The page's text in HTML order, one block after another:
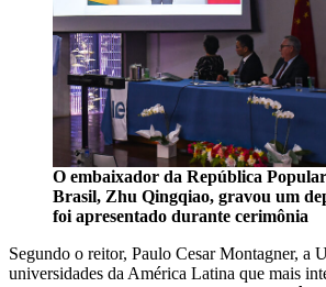
O embaixador da República
Brasil, Zhu Qingqiao, gravou um
foi apresentado durante cerimônia
Segundo o reitor, Paulo Cesar Montagner, a
universidades da América Latina que mais